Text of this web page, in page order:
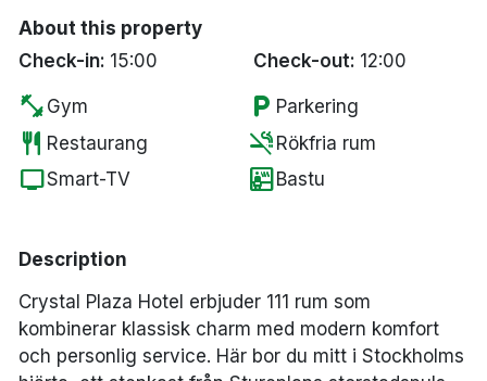
About this property
Check-in: 15:00 Check-out: 12:00
fitness_center Gym local_parking Parkering
restaurant Restaurang smoke_free Rökfria rum
tvSmart-TV sauna Bastu
Description
Crystal Plaza Hotel erbjuder 111 rum som
kombinerar klassisk charm med modern komfort
och personlig service. Här bor du mitt i Stockholms